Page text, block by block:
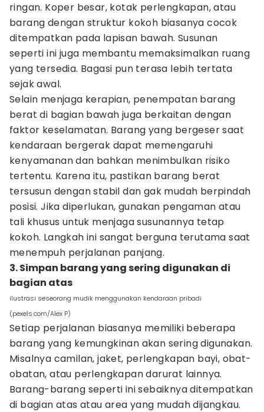
ringan. Koper besar, kotak perlengkapan, atau
barang dengan struktur kokoh biasanya cocok
ditempatkan pada lapisan bawah. Susunan
seperti ini juga membantu memaksimalkan ruang
yang tersedia. Bagasi pun terasa lebih tertata
sejak awal.
Selain menjaga kerapian, penempatan barang
berat di bagian bawah juga berkaitan dengan
faktor keselamatan. Barang yang bergeser saat
kendaraan bergerak dapat memengaruhi
kenyamanan dan bahkan menimbulkan risiko
tertentu. Karena itu, pastikan barang berat
tersusun dengan stabil dan gak mudah berpindah
posisi. Jika diperlukan, gunakan pengaman atau
tali khusus untuk menjaga susunannya tetap
kokoh. Langkah ini sangat berguna terutama saat
menempuh perjalanan panjang.
3. Simpan barang yang sering digunakan di
bagian atas
ilustrasi seseorang mudik menggunakan kendaraan pribadi
(pexels.com/Alex P)
Setiap perjalanan biasanya memiliki beberapa
barang yang kemungkinan akan sering digunakan.
Misalnya camilan, jaket, perlengkapan bayi, obat-
obatan, atau perlengkapan darurat lainnya.
Barang-barang seperti ini sebaiknya ditempatkan
di bagian atas atau area yang mudah dijangkau.